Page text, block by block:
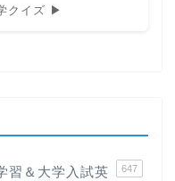
クイズ ▶
習＆大学入試英
647